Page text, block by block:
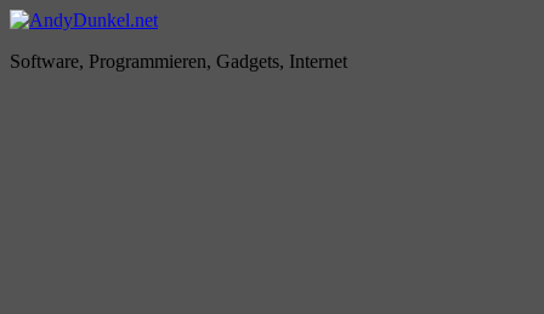
Zum
springen
AndyDunkel.net
Software, Programmieren, Gadgets, Internet